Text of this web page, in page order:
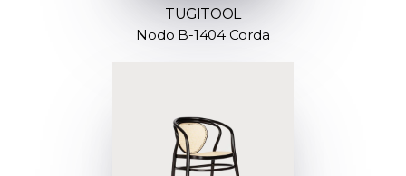
TUGITOOL
Nodo B-1404 Corda